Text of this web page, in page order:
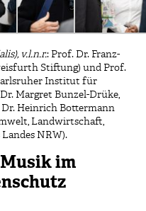
v.l.n.r.: Prof. Dr. Franz-
Stiftung) und Prof.
Institut für
Margret Bunzel-Drüke,
Heinrich Bottermann
Landwirtschaft,
NRW).
im